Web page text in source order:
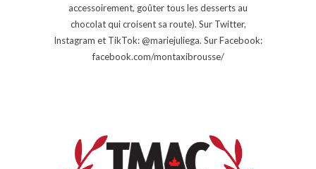
accessoirement, goûter tous les desserts au
chocolat qui croisent sa route). Sur Twitter,
Instagram et TikTok: @mariejuliega. Sur Facebook:
facebook.com/montaxibrousse/